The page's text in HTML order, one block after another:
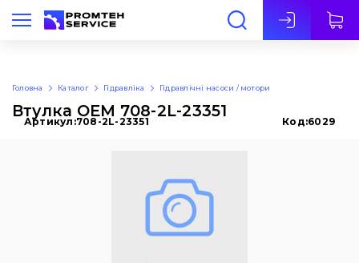
Укр
Головна Каталог Гідравліка Гідравлічні насоси / мотори
Втулка OEM 708-2L-23351
Артикул:708-2L-23351 Код:6029